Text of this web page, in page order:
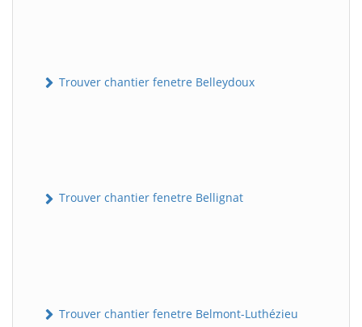
Trouver chantier fenetre Belleydoux
Trouver chantier fenetre Bellignat
Trouver chantier fenetre Belmont-Luthézieu